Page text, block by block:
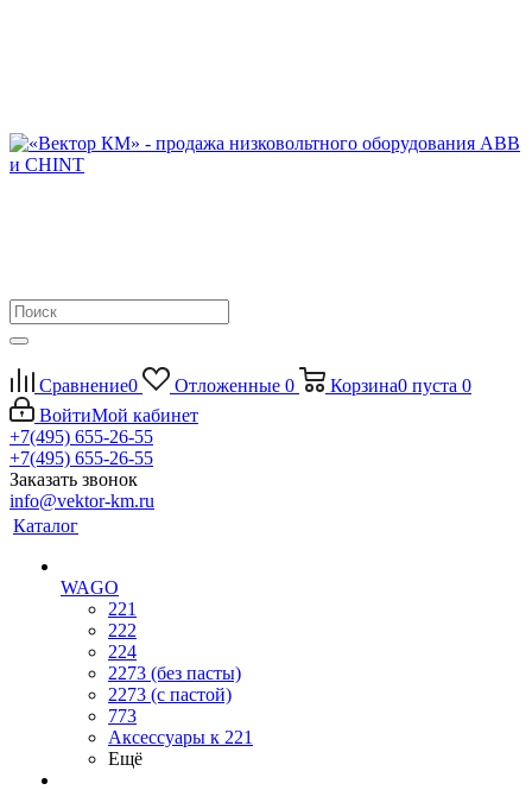
Сравнение0 Отложенные 0 Корзина0 пуста 0
ВойтиМой кабинет
+7(495) 655-26-55
+7(495) 655-26-55
Заказать звонок
info@vektor-km.ru
Каталог
WAGO
221
222
224
2273 (без пасты)
2273 (с пастой)
773
Аксессуары к 221
Ещё